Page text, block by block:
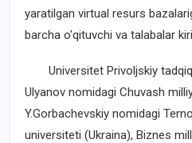
yaratilgan virtual resurs
barcha o'qituvchi va talabalar
Universitet Privoljskiy
Ulyanov nomidagi Chuvash
Y.Gorbachevskiy nomidagi
universiteti (Ukraina), Biznes